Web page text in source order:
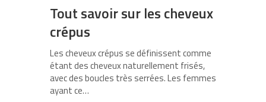
Tout savoir sur les cheveux
crépus
Les cheveux crépus se définissent comme
étant des cheveux naturellement frisés,
avec des boucles très serrées. Les femmes
ayant ce…